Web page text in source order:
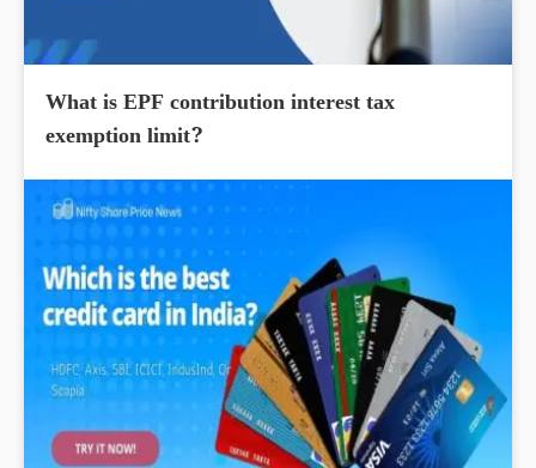
What is EPF contribution interest tax
exemption limit?